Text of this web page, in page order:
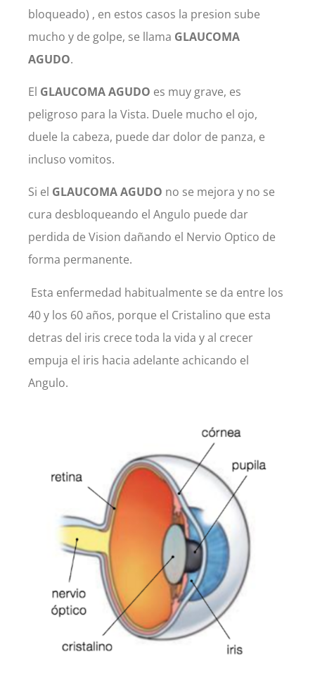
bloqueado) , en estos casos la presion sube
mucho y de golpe, se llama GLAUCOMA
AGUDO.
El GLAUCOMA AGUDO es muy grave, es
peligroso para la Vista. Duele mucho el ojo,
duele la cabeza, puede dar dolor de panza, e
incluso vomitos.
Si el GLAUCOMA AGUDO no se mejora y no se
cura desbloqueando el Angulo puede dar
perdida de Vision dañando el Nervio Optico de
forma permanente.
Esta enfermedad habitualmente se da entre los
40 y los 60 años, porque el Cristalino que esta
detras del iris crece toda la vida y al crecer
empuja el iris hacia adelante achicando el
Angulo.